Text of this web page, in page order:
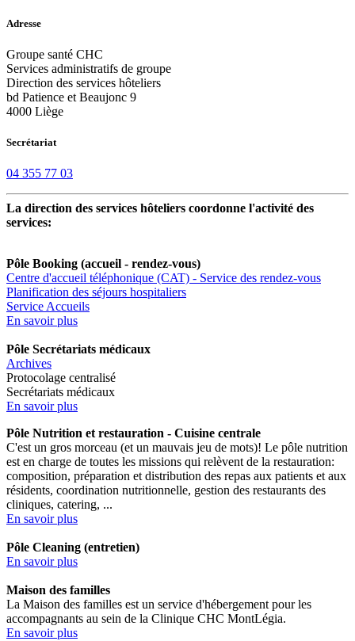
Adresse
Groupe santé CHC
Services administratifs de groupe
Direction des services hôteliers
bd Patience et Beaujonc 9
4000 Liège
Secrétariat
04 355 77 03
La direction des services hôteliers coordonne l'activité des
services:
Pôle Booking (accueil - rendez-vous)
Centre d'accueil téléphonique (CAT) - Service des rendez-vous
Planification des séjours hospitaliers
Service Accueils
En savoir plus
Pôle Secrétariats médicaux
Archives
Protocolage centralisé
Secrétariats médicaux
En savoir plus
Pôle Nutrition et restauration - Cuisine centrale
C'est un gros morceau (et un mauvais jeu de mots)! Le pôle nutrition
est en charge de toutes les missions qui relèvent de la restauration:
composition, préparation et distribution des repas aux patients et aux
résidents, coordination nutritionnelle, gestion des restaurants des
cliniques, catering, ...
En savoir plus
Pôle Cleaning (entretien)
En savoir plus
Maison des familles
La Maison des familles est un service d'hébergement pour les
accompagnants au sein de la Clinique CHC MontLégia.
En savoir plus